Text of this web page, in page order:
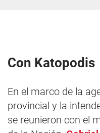
Con Katopodis
En el marco de la
provincial y la
se reunieron con el